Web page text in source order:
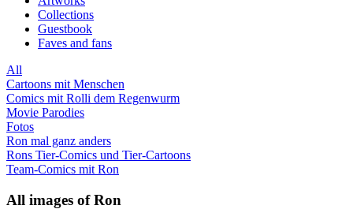
Collections
Guestbook
Faves and fans
All
Cartoons mit Menschen
Comics mit Rolli dem Regenwurm
Movie Parodies
Fotos
Ron mal ganz anders
Rons Tier-Comics und Tier-Cartoons
Team-Comics mit Ron
All images of Ron